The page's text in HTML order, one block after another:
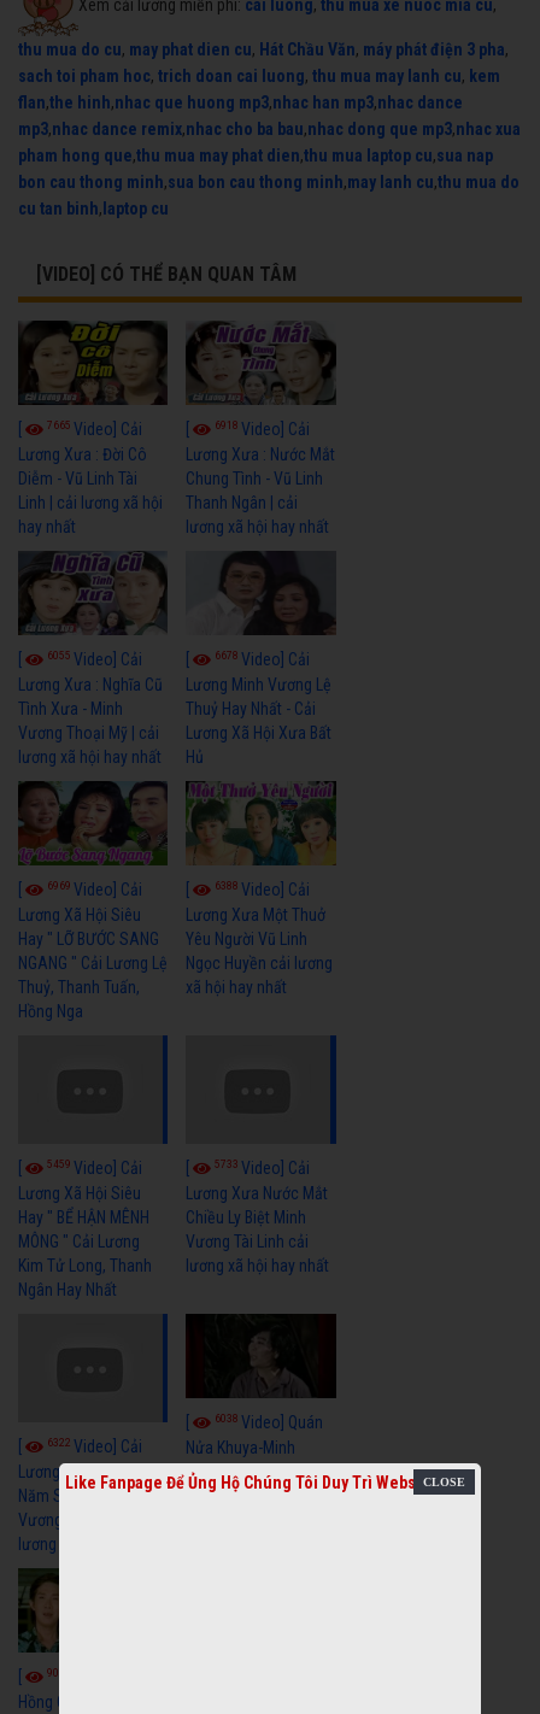
Xem cải lương miễn phí: cai luong, thu mua xe nuoc mia cu,
thu mua do cu, may phat dien cu, Hát Chầu Văn, máy phát điện 3 pha,
sach toi pham hoc, trich doan cai luong, thu mua may lanh cu, kem
flan,the hinh,nhac que huong mp3,nhac han mp3,nhac dance
mp3,nhac dance remix,nhac cho ba bau,nhac dong que mp3,nhac xua
pham hong que,thu mua may phat dien,thu mua laptop cu,sua nap
bon cau thong minh,sua bon cau thong minh,may lanh cu,thu mua do
cu tan binh, laptop cu
[VIDEO] CÓ THỂ BẠN QUAN TÂM
7665 Video] Cải
Lương Xưa : Đời Cô
Diễm - Vũ Linh Tài
Linh | cải lương xã hội
hay nhất
6918Video] Cải
Lương Xưa : Nước Mắt
Chung Tình - Vũ Linh
Thanh Ngân | cải
lương xã hội hay nhất
6055 Video] Cải
Lương Xưa : Nghĩa Cũ
Tình Xưa - Minh
Vương Thoại Mỹ | cải
lương xã hội hay nhất
6678Video] Cải
Lương Minh Vương Lệ
Thuỷ Hay Nhất - Cải
Lương Xã Hội Xưa Bất
Hủ
6969 Video] Cải
Lương Xã Hội Siêu
Hay " LỠ BƯỚC SANG
NGANG " Cải Lương Lệ
Thuỷ, Thanh Tuấn,
Hồng Nga
6388Video] Cải
Lương Xưa Một Thuở
Yêu Người Vũ Linh
Ngọc Huyền cải lương
xã hội hay nhất
5459 Video] Cải
Lương Xã Hội Siêu
Hay " BỂ HẬN MÊNH
MÔNG " Cải Lương
Kim Tử Long, Thanh
Ngân Hay Nhất
5733Video] Cải
Lương Xưa Nước Mắt
Chiều Ly Biệt Minh
Vương Tài Linh cải
lương xã hội hay nhất
6322 Video] Cải
Lương Xưa : Rồi 30
Năm Sau - Minh
Vương Lệ Thủy | cải
lương xã hội hay nhất
6038Video] Quán
Nửa Khuya-Minh
Cảnh-Trọng Hữu
9054
Hồng Cài Áo - Vũ Linh,
Like Fanpage Để Ủng Hộ Chúng Tôi Duy Trì Website